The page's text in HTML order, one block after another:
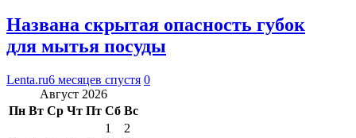
Названа скрытая опасность губок
для мытья посуды
Lenta.ru6 месяцев спустя 0
Август 2026
Пн Вт Ср Чт Пт Сб Вс
1
2